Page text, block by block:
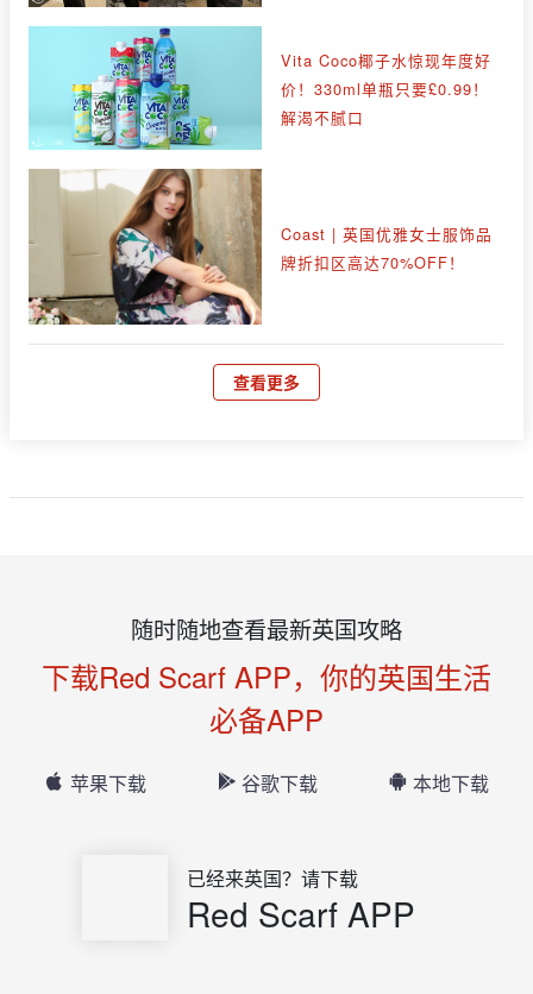
Vita Coco椰子水惊现年度好
价！330ml单瓶只要£0.99！
解渴不腻口
Coast | 英国优雅女士服饰品
牌折扣区高达70%OFF！
查看更多
随时随地查看最新英国攻略
下载Red Scarf APP，你的英国生活
必备APP
苹果下载 谷歌下载 本地下载
已经来英国？请下载
Red Scarf APP